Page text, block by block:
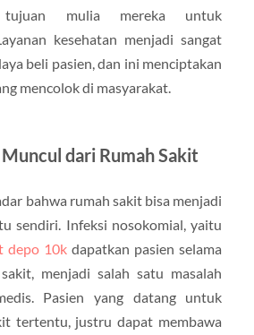
mulia mereka untuk
kesehatan menjadi sangat
beli pasien, dan ini menciptakan
mencolok di masyarakat.
dari Rumah Sakit
bahwa rumah sakit bisa menjadi
sendiri. Infeksi nosokomial, yaitu
depo 10k dapatkan pasien selama
menjadi salah satu masalah
Pasien yang datang untuk
tertentu, justru dapat membawa